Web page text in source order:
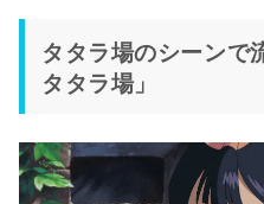
タタラ場のシーンで
タタラ場」